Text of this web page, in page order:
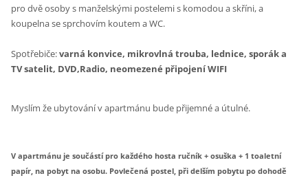
pro dvě osoby s manželskými postelemi s komodou a skříni, a
koupelna se sprchovím koutem a WC.
Spotřebiče:varná konvice, mikrovlná trouba, lednice, sporák a
TV satelit, DVD,Radio, neomezené připojení WIFI
Myslím že ubytování v apartmánu bude přijemné a útulné.
V apartmánu je součástí pro každého hosta ručník + osuška + 1 toaletní
papír, na pobyt na osobu. Povlečená postel, při delším pobytu po dohodě